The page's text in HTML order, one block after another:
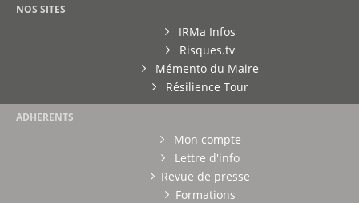
NOS SITES
IRMa Infos
Risques.tv
Mémento du Maire
Résilience Tour
ADHERENTS
Mon compte
Lettre d'info
Revue de presse
Formations